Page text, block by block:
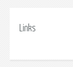
Links